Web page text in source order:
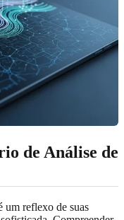
de Análise de
um reflexo de suas